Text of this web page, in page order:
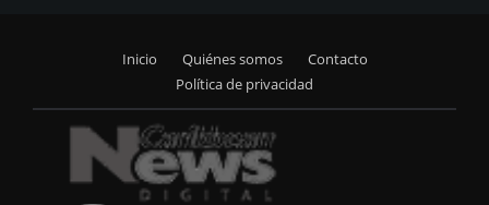
menu
Inicio Quiénes somos
Contacto
Política de privacidad